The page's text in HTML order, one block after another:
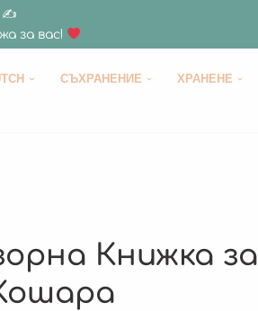
✍
за вас!
СЪХРАНЕНИЕ
ХРАНЕНЕ
Книжка за